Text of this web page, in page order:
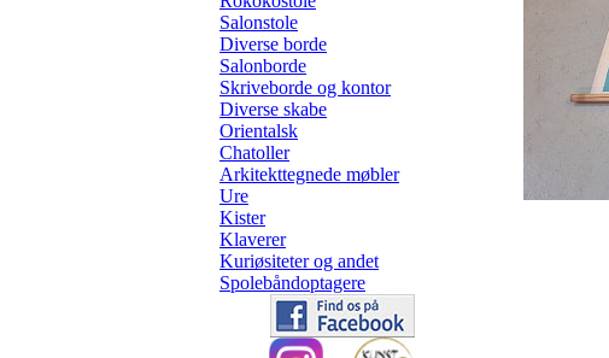
Salonstole
Diverse borde
Salonborde
Skriveborde og kontor
Diverse skabe
Orientalsk
Chatoller
Arkitekttegnede møbler
Ure
Kister
Klaverer
Kuriøsiteter og andet
Spolebåndoptagere